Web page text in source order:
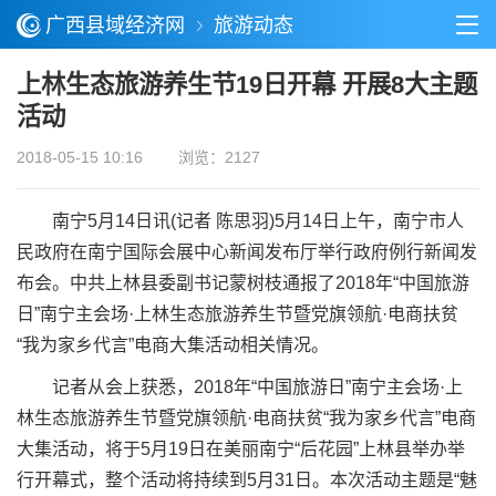
广西县域经济网 旅游动态
上林生态旅游养生节19日开幕 开展8大主题
活动
2018-05-15 10:16 浏览：2127
南宁5月14日讯(记者 陈思羽)5月14日上午，南宁市人
民政府在南宁国际会展中心新闻发布厅举行政府例行新闻发
布会。中共上林县委副书记蒙树枝通报了2018年“中国旅游
日”南宁主会场·上林生态旅游养生节暨党旗领航·电商扶贫
“我为家乡代言”电商大集活动相关情况。
记者从会上获悉，2018年“中国旅游日”南宁主会场·上
林生态旅游养生节暨党旗领航·电商扶贫“我为家乡代言”电商
大集活动，将于5月19日在美丽南宁“后花园”上林县举办举
行开幕式，整个活动将持续到5月31日。本次活动主题是“魅